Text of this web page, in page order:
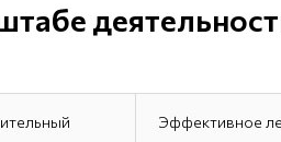
Эффективное